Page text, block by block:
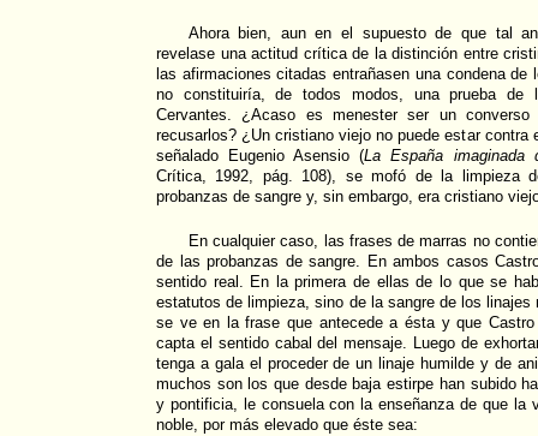
Ahora bien, aun en el supuesto de que tal
revelase una actitud crítica de la distinción entre
las afirmaciones citadas entrañasen una condena
no constituiría, de todos modos, una prueba de
Cervantes. ¿Acaso es menester ser un
recusarlos? ¿Un cristiano viejo no puede estar contra
señalado Eugenio Asensio (La España imaginada
Crítica, 1992, pág. 108), se mofó de la limpieza
probanzas de sangre y, sin embargo, era cristiano
En cualquier caso, las frases de marras no
de las probanzas de sangre. En ambos casos
sentido real. En la primera de ellas de lo que se
estatutos de limpieza, sino de la sangre de los
se ve en la frase que antecede a ésta y que
capta el sentido cabal del mensaje. Luego de
tenga a gala el proceder de un linaje humilde y de
muchos son los que desde baja estirpe han subido
y pontificia, le consuela con la enseñanza de que la
noble, por más elevado que éste sea: